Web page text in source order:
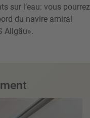
sur l’eau: vous pourrez
du navire amiral
Allgäu».